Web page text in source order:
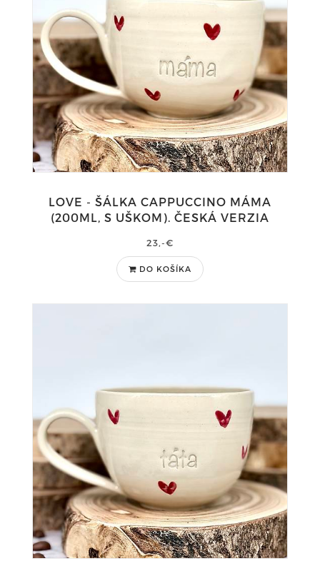
LOVE - ŠÁLKA CAPPUCCINO MÁMA
(200ML, S UŠKOM). ČESKÁ VERZIA
23,-€
DO KOŠÍKA